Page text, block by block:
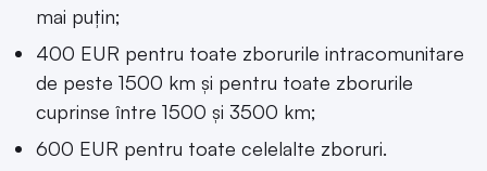
mai puţin;
400 EUR pentru toate zborurile intracomunitare
de peste 1500 km şi pentru toate zborurile
cuprinse între 1500 şi 3500 km;
600 EUR pentru toate celelalte zboruri.